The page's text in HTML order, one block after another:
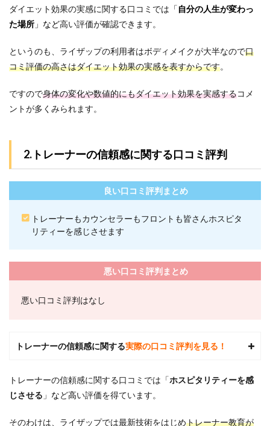
（例）
ザッ
プ松
の基
本情
報
ザッ
ら徒
歩で
の流
ライ
近く
情報
8
ザッ
ダイエット効果の実感に関する口コミでは 「自分の人生が変わっ
た場所 」など高い評価が確認できます。
というのも、ライザップの利用者はボディメイクが大半なので口
コミ評価の高さはダイエット効果の実感を表すからです。
ですので身体の変化や数値的にもダイエット効果を実感するコメ
ントが多くみられます。
2.トレーナーの信頼感に関する口コミ評判
良い口コミ評判まとめ
トレーナーもカウンセラーもフロントも皆さんホスピタ
リティーを感じさせます
悪い口コミ評判まとめ
悪い口コミ評判はなし
トレーナーの信頼感に関する実際の口コミ評判を見る！
トレーナーの信頼感に関する口コミでは「ホスピタリティーを感
じさせる 」 など高い評価を得ています。
そのわけは、ライザップでは最新技術をはじめトレーナー教育が